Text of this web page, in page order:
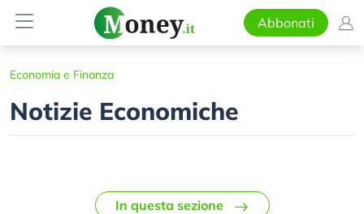
Abbonati
Economia e Finanza
Notizie Economiche
In questa sezione